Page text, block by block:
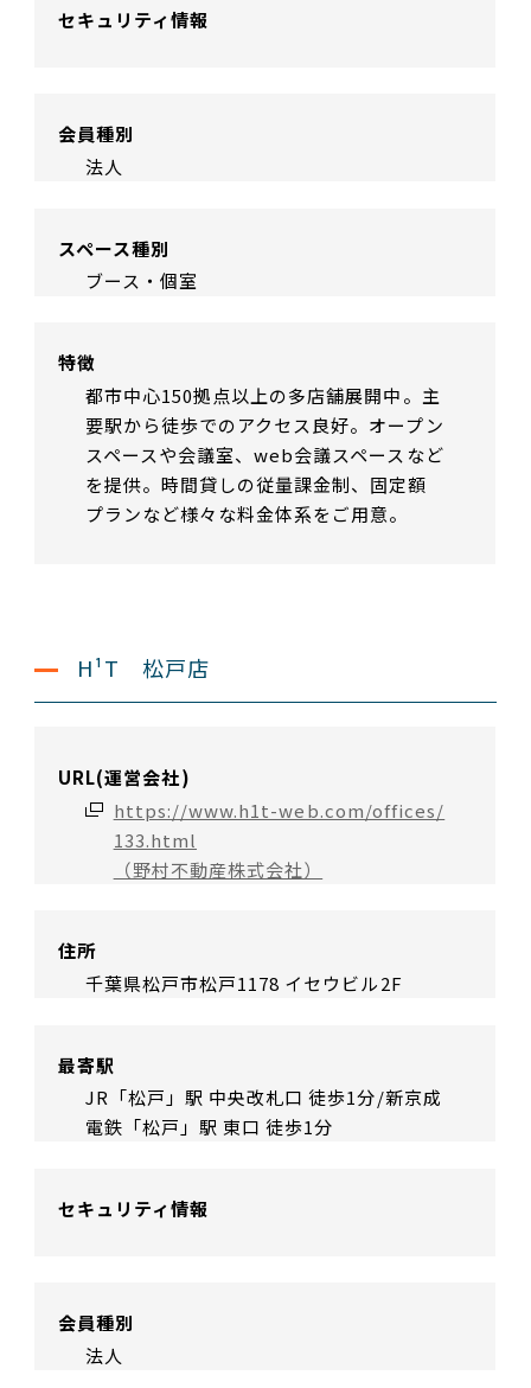
セキュリティ情報
会員種別
法人
スペース種別
ブース・個室
特徴
都市中心150拠点以上の多店舗展開中。主
要駅から徒歩でのアクセス良好。オープン
スペースや会議室、web会議スペースなど
を提供。時間貸しの従量課金制、固定額
プランなど様々な料金体系をご用意。
H¹T 松戸店
URL(運営会社)
https://www.h1t-web.com/offices/
133.html
（野村不動産株式会社）
住所
千葉県松戸市松戸1178 イセウビル2F
最寄駅
JR「松戸」駅 中央改札口 徒歩1分/新京成
電鉄「松戸」駅 東口 徒歩1分
セキュリティ情報
会員種別
法人